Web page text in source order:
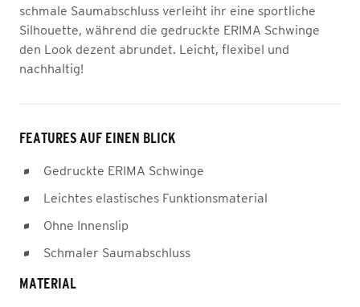
schmale Saumabschluss verleiht ihr eine sportliche
Silhouette, während die gedruckte ERIMA Schwinge
den Look dezent abrundet. Leicht, flexibel und
nachhaltig!
FEATURES AUF EINEN BLICK
Gedruckte ERIMA Schwinge
Leichtes elastisches Funktionsmaterial
Ohne Innenslip
Schmaler Saumabschluss
MATERIAL